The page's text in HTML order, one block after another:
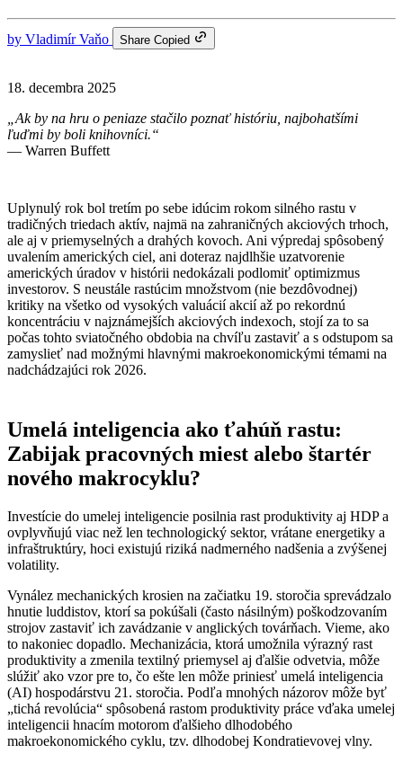
by Vladimír Vaňo Share Copied
18. decembra 2025
„Ak by na hru o peniaze stačilo poznať históriu, najbohatšími
ľuďmi by boli knihovníci.“
— Warren Buffett
Uplynulý rok bol tretím po sebe idúcim rokom silného rastu v
tradičných triedach aktív, najmä na zahraničných akciových trhoch,
ale aj v priemyselných a drahých kovoch. Ani výpredaj spôsobený
uvalením amerických ciel, ani doteraz najdlhšie uzatvorenie
amerických úradov v histórii nedokázali podlomiť optimizmus
investorov. S neustále rastúcim množstvom (nie bezdôvodnej)
kritiky na všetko od vysokých valuácií akcií až po rekordnú
koncentráciu v najznámejších akciových indexoch, stojí za to sa
počas tohto sviatočného obdobia na chvíľu zastaviť a s odstupom sa
zamyslieť nad možnými hlavnými makroekonomickými témami na
nadchádzajúci rok 2026.
Umelá inteligencia ako ťahúň rastu:
Zabijak pracovných miest alebo štartér
nového makrocyklu?
Investície do umelej inteligencie posilnia rast produktivity aj HDP a
ovplyvňujú viac než len technologický sektor, vrátane energetiky a
infraštruktúry, hoci existujú riziká nadmerného nadšenia a zvýšenej
volatility.
Vynález mechanických krosien na začiatku 19. storočia sprevádzalo
hnutie luddistov, ktorí sa pokúšali (často násilným) poškodzovaním
strojov zastaviť ich zavádzanie v anglických továrňach. Vieme, ako
to nakoniec dopadlo. Mechanizácia, ktorá umožnila výrazný rast
produktivity a zmenila textilný priemysel aj ďalšie odvetvia, môže
slúžiť ako vzor pre to, čo ešte len môže priniesť umelá inteligencia
(AI) hospodárstvu 21. storočia. Podľa mnohých názorov môže byť
„tichá revolúcia“ spôsobená rastom produktivity práce vďaka umelej
inteligencii hnacím motorom ďalšieho dlhodobého
makroekonomického cyklu, tzv. dlhodobej Kondratievovej vlny.